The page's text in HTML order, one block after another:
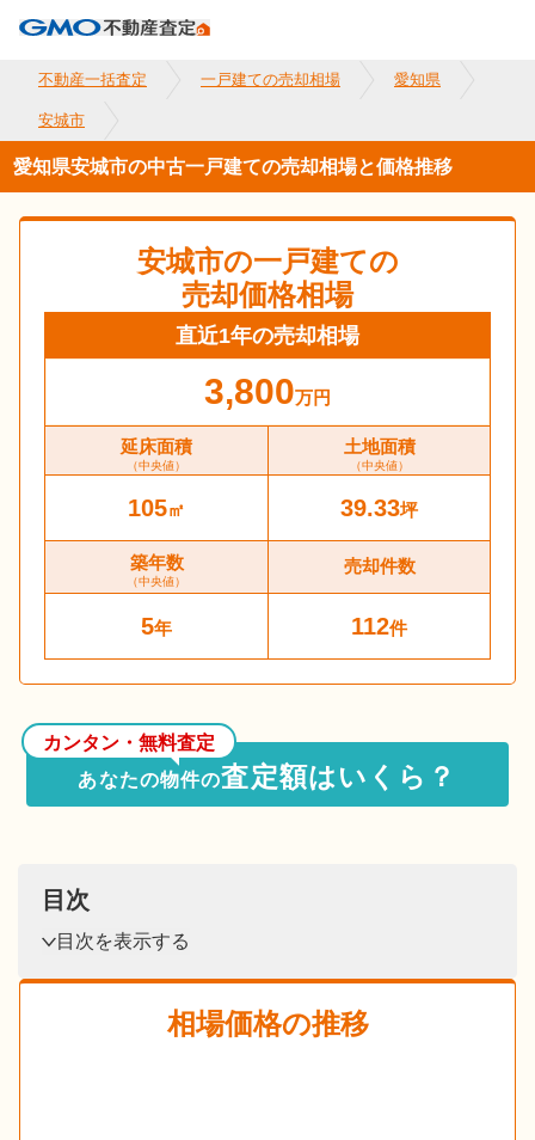
不動産一括査定 一戸建ての売却相場 愛知県
安城市
愛知県安城市の中古一戸建ての売却相場と価格推移
安城市の一戸建ての
売却価格相場
直近1年の売却相場
3,800万円
延床面積
（中央値）
土地面積
（中央値）
105㎡ 39.33坪
築年数
（中央値）
売却件数
5年 112件
カンタン・無料査定
あなたの物件の査定額はいくら？
目次
目次を表示する
相場価格の推移